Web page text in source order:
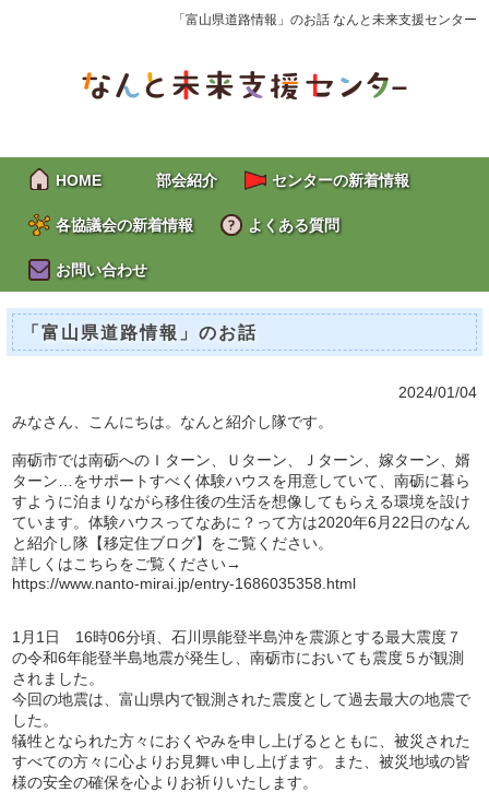
「富山県道路情報」のお話 なんと未来支援センター
HOME 部会紹介 センターの新着情報
各協議会の新着情報 よくある質問
お問い合わせ
「富山県道路情報」のお話
2024/01/04
みなさん、こんにちは。なんと紹介し隊です。
南砺市では南砺へのＩターン、Ｕターン、Ｊターン、嫁ターン、婿
ターン…をサポートすべく体験ハウスを用意していて、南砺に暮ら
すように泊まりながら移住後の生活を想像してもらえる環境を設け
ています。体験ハウスってなあに？って方は2020年6月22日のなん
と紹介し隊【移定住ブログ】をご覧ください。
詳しくはこちらをご覧ください→
https://www.nanto-mirai.jp/entry-1686035358.html
1月1日 16時06分頃、石川県能登半島沖を震源とする最大震度７
の令和6年能登半島地震が発生し、南砺市においても震度５が観測
されました。
今回の地震は、富山県内で観測された震度として過去最大の地震で
した。
犠牲となられた方々におくやみを申し上げるとともに、被災された
すべての方々に心よりお見舞い申し上げます。また、被災地域の皆
様の安全の確保を心よりお祈りいたします。